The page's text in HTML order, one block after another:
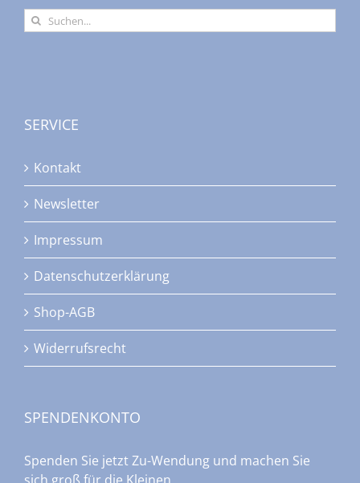
Suche
nach:
SERVICE
Kontakt
Newsletter
Impressum
Datenschutzerklärung
Shop-AGB
Widerrufsrecht
SPENDENKONTO
Spenden Sie jetzt Zu-Wendung und machen Sie